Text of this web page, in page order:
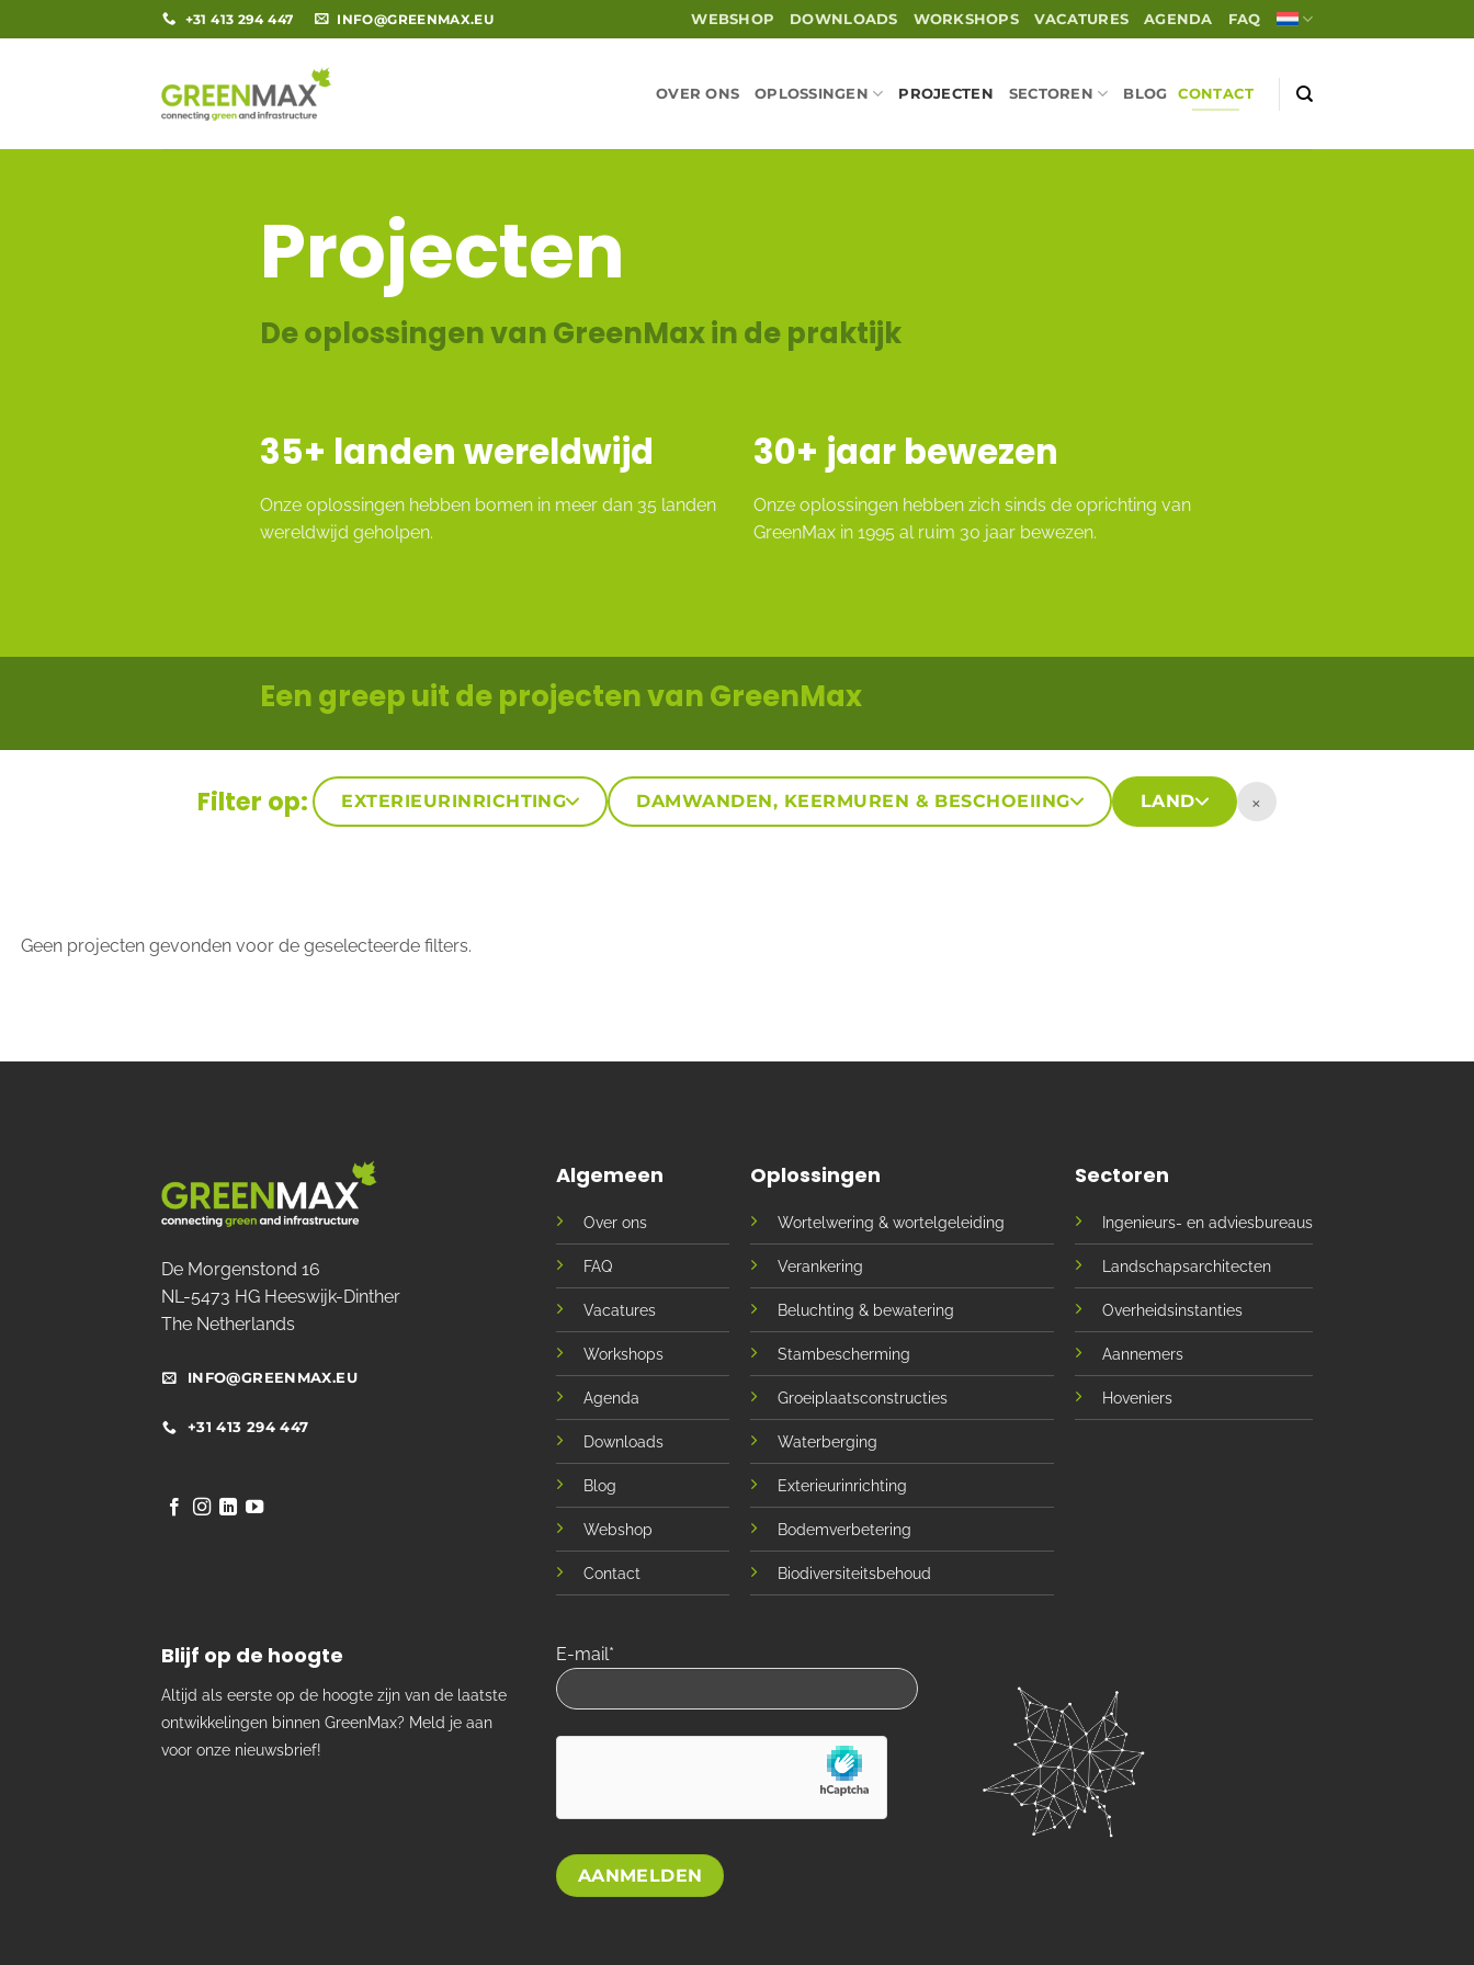
naar
+31 413 294 447 INFO@GREENMAX.EU WEBSHOP DOWNLOADS WORKSHOPS VACATURES AGENDA FAQ
OVER ONS OPLOSSINGEN PROJECTEN SECTOREN BLOG CONTACT
Projecten
De oplossingen van GreenMax in de praktijk
35+ landen wereldwijd
Onze oplossingen hebben bomen in meer dan 35 landen
wereldwijd geholpen.
30+ jaar bewezen
Onze oplossingen hebben zich sinds de oprichting van
GreenMax in 1995 al ruim 30 jaar bewezen.
Een greep uit de projecten van GreenMax
Filter op: EXTERIEURINRICHTING DAMWANDEN, KEERMUREN & BESCHOEIING LAND ×
Geen projecten gevonden voor de geselecteerde filters.
De Morgenstond 16
NL-5473 HG Heeswijk-Dinther
The Netherlands
INFO@GREENMAX.EU
+31 413 294 447
Algemeen
Over ons
FAQ
Vacatures
Workshops
Agenda
Downloads
Blog
Webshop
Contact
Oplossingen
Wortelwering & wortelgeleiding
Verankering
Beluchting & bewatering
Stambescherming
Groeiplaatsconstructies
Waterberging
Exterieurinrichting
Bodemverbetering
Biodiversiteitsbehoud
Sectoren
Ingenieurs- en adviesbureaus
Landschapsarchitecten
Overheidsinstanties
Aannemers
Hoveniers
Blijf op de hoogte
Altijd als eerste op de hoogte zijn van de laatste
ontwikkelingen binnen GreenMax? Meld je aan
voor onze nieuwsbrief!
E-mail*